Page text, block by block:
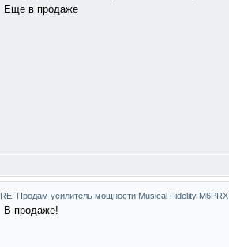
Еще в продаже
RE: Продам усилитель мощности Musical Fidelity M6PRX
В продаже!